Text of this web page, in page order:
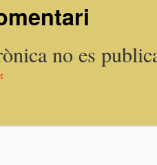
no es